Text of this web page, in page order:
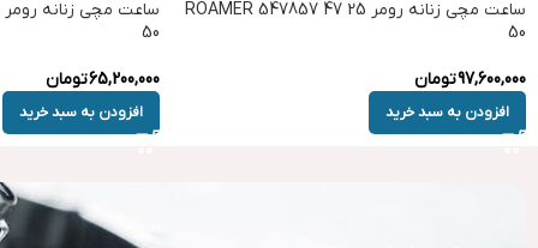
ساعت مچی زنانه رومر ROAMER 547857 47 25
50
97,600,000تومان
افزودن به سبد خرید
50
65,200,000تومان
افزودن به سبد خرید